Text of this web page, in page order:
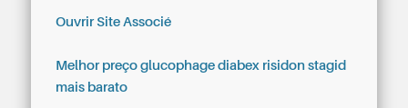
Ouvrir Site Associé
Melhor preço glucophage diabex risidon stagid
mais barato